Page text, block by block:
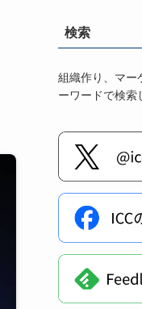
検索
組織作り、マー
ーワードで検索